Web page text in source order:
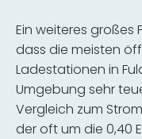
Ein weiteres großes
dass die meisten
Ladestationen in
Umgebung sehr
Vergleich zum
der oft um die 0,40